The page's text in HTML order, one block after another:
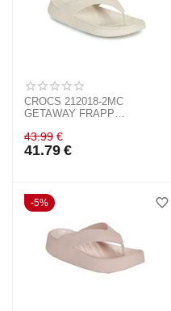
CROCS 212018-2MC
GETAWAY FRAPP
43.99 €
41.79 €
5%